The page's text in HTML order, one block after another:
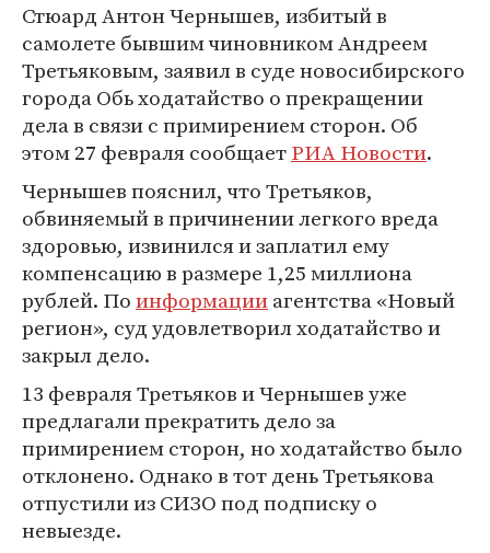
Стюард Антон Чернышев, избитый в
самолете бывшим чиновником Андреем
Третьяковым, заявил в суде новосибирского
города Обь ходатайство о прекращении
дела в связи с примирением сторон. Об
этом 27 февраля сообщаетРИА Новости.
Чернышев пояснил, что Третьяков,
обвиняемый в причинении легкого вреда
здоровью, извинился и заплатил ему
компенсацию в размере 1,25 миллиона
рублей. Поинформацииагентства «Новый
регион», суд удовлетворил ходатайство и
закрыл дело.
13 февраля Третьяков и Чернышев уже
предлагали прекратить дело за
примирением сторон, но ходатайство было
отклонено. Однако в тот день Третьякова
отпустили из СИЗО под подписку о
невыезде.